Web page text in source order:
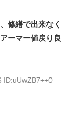
修繕で出来なく
ーマー値戻り良
ID:uUwZB7++0